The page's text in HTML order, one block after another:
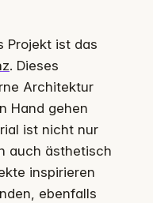
Projekt ist das
. Dieses
Architektur
Hand gehen
ist nicht nur
auch ästhetisch
inspirieren
ebenfalls